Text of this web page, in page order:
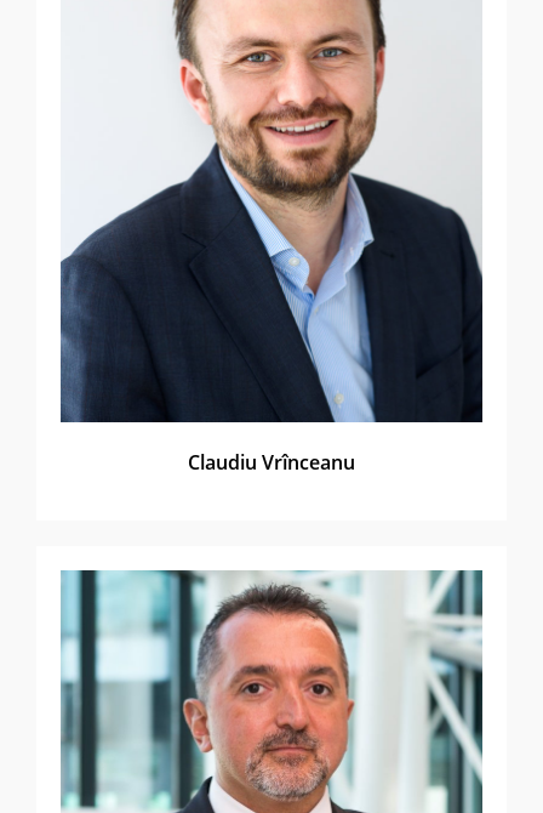
Claudiu Vrînceanu